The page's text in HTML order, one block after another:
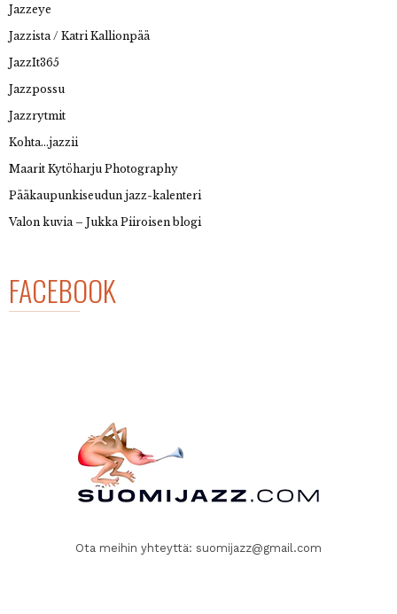
Jazzeye
Jazzista / Katri Kallionpää
JazzIt365
Jazzpossu
Jazzrytmit
Kohta…jazzii
Maarit Kytöharju Photography
Pääkaupunkiseudun jazz-kalenteri
Valon kuvia – Jukka Piiroisen blogi
FACEBOOK
Ota meihin yhteyttä: suomijazz@gmail.com